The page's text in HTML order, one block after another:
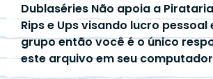
Dublaséries Não apoia a
Rips e Ups visando lucro pessoal
grupo então você é o único
este arquivo em seu